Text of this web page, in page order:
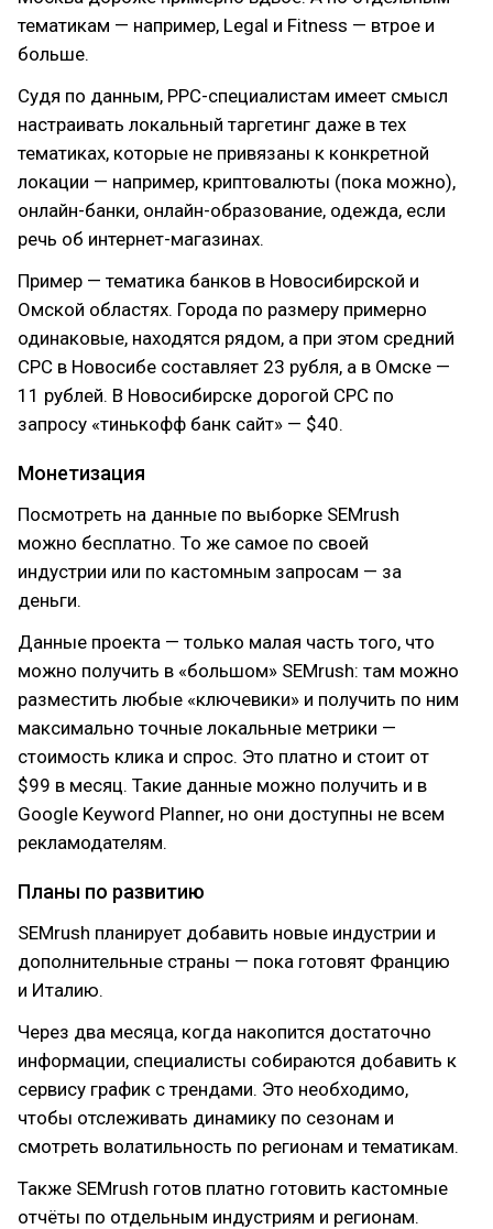
тематикам — например, Legal и Fitness — втрое и
больше.
Судя по данным, РРС-специалистам имеет смысл
настраивать локальный таргетинг даже в тех
тематиках, которые не привязаны к конкретной
локации — например, криптовалюты (пока можно),
онлайн-банки, онлайн-образование, одежда, если
речь об интернет-магазинах.
Пример — тематика банков в Новосибирской и
Омской областях. Города по размеру примерно
одинаковые, находятся рядом, а при этом средний
СРС в Новосибе составляет 23 рубля, а в Омске —
11 рублей. В Новосибирске дорогой СРС по
запросу «тинькофф банк сайт» — $40.
Монетизация
Посмотреть на данные по выборке SEMrush
можно бесплатно. То же самое по своей
индустрии или по кастомным запросам — за
деньги.
Данные проекта — только малая часть того, что
можно получить в «большом» SEMrush: там можно
разместить любые «ключевики» и получить по ним
максимально точные локальные метрики —
стоимость клика и спрос. Это платно и стоит от
$99 в месяц. Такие данные можно получить и в
Google Keyword Planner, но они доступны не всем
рекламодателям.
Планы по развитию
SEMrush планирует добавить новые индустрии и
дополнительные страны — пока готовят Францию
и Италию.
Через два месяца, когда накопится достаточно
информации, специалисты собираются добавить к
сервису график с трендами. Это необходимо,
чтобы отслеживать динамику по сезонам и
смотреть волатильность по регионам и тематикам.
Также SEMrush готов платно готовить кастомные
отчёты по отдельным индустриям и регионам.